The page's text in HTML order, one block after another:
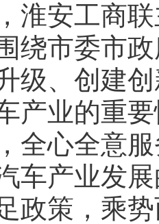
安工商联
绕市委市
级、创建
产业的重
全心全意
车产业发
政策，乘